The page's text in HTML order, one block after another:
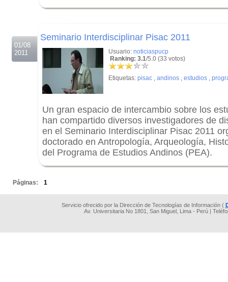
01/08
2011
Seminario Interdisciplinar Pisac 2011
Usuario: noticiaspucp
Ranking: 3.1/5.0 (33 votos)
Etiquetas: pisac , andinos , estudios ,
Un gran espacio de intercambio sobre los
han compartido diversos investigadores de
en el Seminario Interdisciplinar Pisac 2011
doctorado en Antropología, Arqueología,
del Programa de Estudios Andinos (PEA).
Páginas: 1
Servicio ofrecido por la Dirección de Tecnologías de Información (
Av. Universitaria No 1801, San Miguel, Lima - Perú |